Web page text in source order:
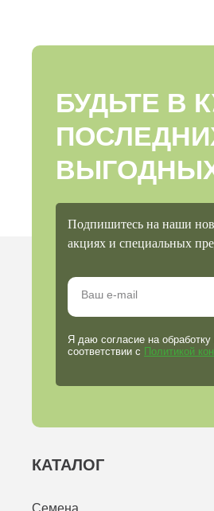
БУДЬТЕ В
Подпишитесь на наши
акциях и специальных
Я даю согласие на
соответствии с Политикой
КАТАЛОГ
Семена